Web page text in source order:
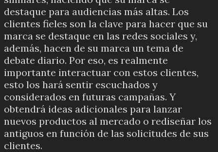
destaque para audiencias más altas. Los
clientes fieles son la clave para hacer que su
marca se destaque en las redes sociales y,
además, hacen de su marca un tema de
debate diario. Por eso, es realmente
importante interactuar con estos clientes,
esto los hará sentir escuchados y
considerados en futuras campañas. Y
obtendrá ideas adicionales para lanzar
nuevos productos al mercado o rediseñar los
antiguos en función de las solicitudes de sus
clientes.